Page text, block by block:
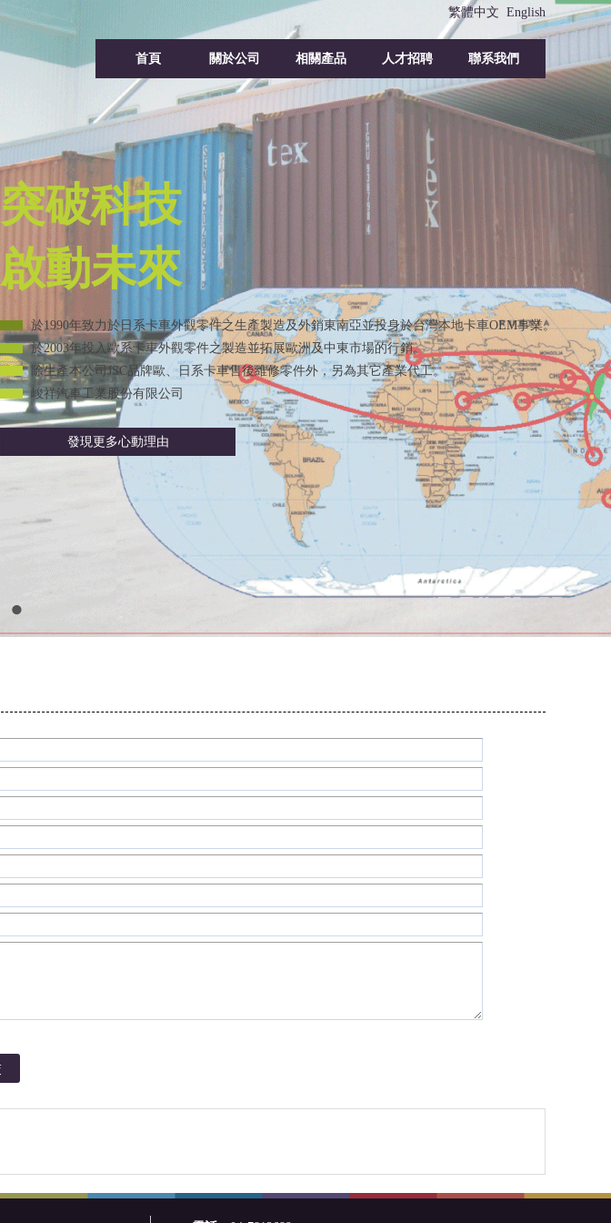
繁體中文 English
首頁 關於公司 相關產品 人才招聘 聯系我們
突破科技
啟動未來
於1990年致力於日系卡車外觀零件之生產製造及外銷東南亞並投身於台灣本地卡車OEM事業。
於2003年投入歐系卡車外觀零件之製造並拓展歐洲及中東市場的行銷。
除生產本公司JSC品牌歐、日系卡車售後維修零件外，另為其它產業代工。
峻祥汽車工業股份有限公司
發現更多心動理由